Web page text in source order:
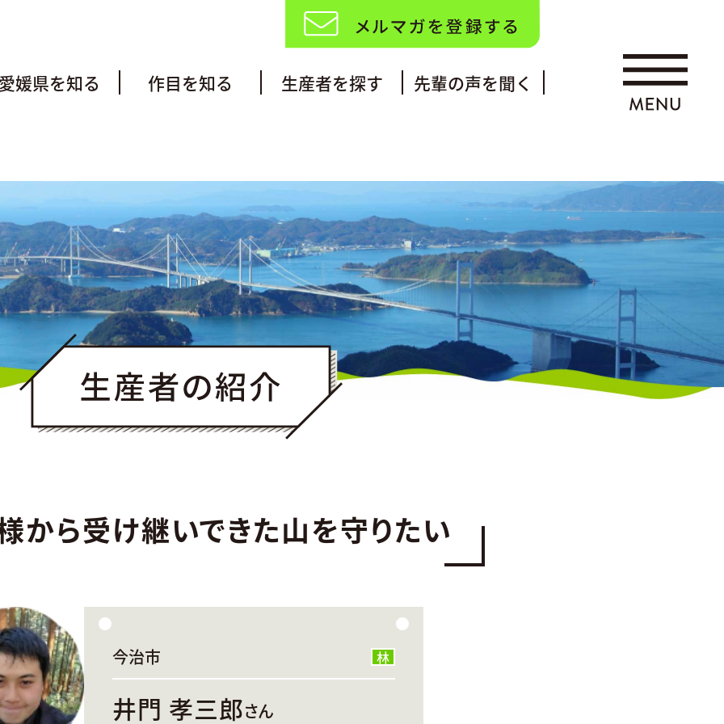
媛県を知る 作目を知る 生産者を探す 先輩の声を聞く
から受け継いできた山を守りたい
今治市 林
井門 孝三郎さん